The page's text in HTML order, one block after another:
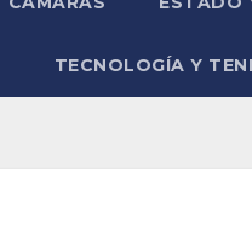
TECNOLOGÍA Y